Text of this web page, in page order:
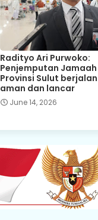
Radityo Ari Purwoko:
Penjemputan Jamaah
Provinsi Sulut
aman dan lancar
June 14, 2026